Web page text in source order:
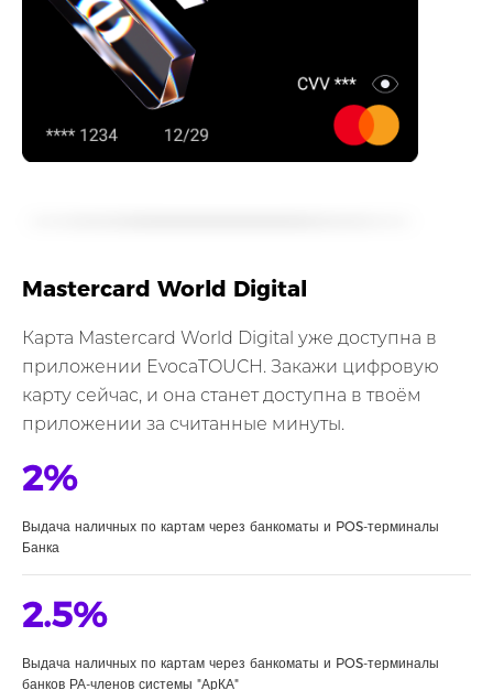
Mastercard World Digital
Карта Mastercard World Digital уже доступна в
приложении EvocaTOUCH. Закажи цифровую
карту сейчас, и она станет доступна в твоём
приложении за считанные минуты.
2%
Выдача наличных по картам через банкоматы и POS-терминалы
Банка
2.5%
Выдача наличных по картам через банкоматы и POS-терминалы
банков РА-членов системы "АрКА"